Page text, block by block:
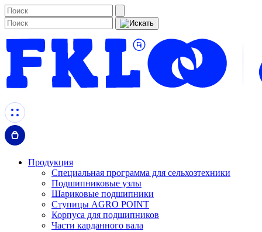
Продукция
Специальная программа для сельхозтехники
Подшипниковые узлы
Шариковые подшипники
Ступицы AGRO POINT
Корпуса для подшипников
Части карданного вала